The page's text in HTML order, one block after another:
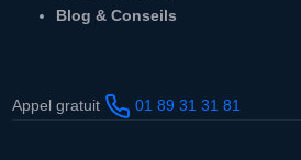
Blog & Conseils
Appel gratuit 01 89 31 31 81